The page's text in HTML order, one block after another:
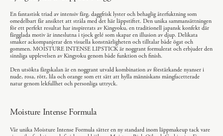
En fantastisk triad av intensiv färg, daggfrisk lyster och behaglig återfuktning som
omedelbart får ansiktet att stråla med det här läppstiftet. Den unika sammansättningen
för ett perfekt resultat har inspirerats av Kingyoku, en traditionell japansk konfekt där
färgglada motiv är inneslutna i tjock gelé som skapar en illusion av djup. Delikata
smaker ackompanjerar den visuella konstnärligheten och tilltalar både ögat och
gommen. MOISTURE INTENSE LIPSTICK är noggrant formulerat och erbjuder den
sinnliga upplevelsen av Kingyoku genom både funktion och finish.
Den utsökta färgskalan är en noggrant utvald kombination av förstärkande nyanser i
nude, rosa, rött, lila och orange som ett sätt att hylla människans mångfacetterade
natur genom lekfullhet och personliga uttryck.
Moisture Intense Formula
Vår unika Moisture Intense Formula sätter en ny standard inom läppmakeup tack vare